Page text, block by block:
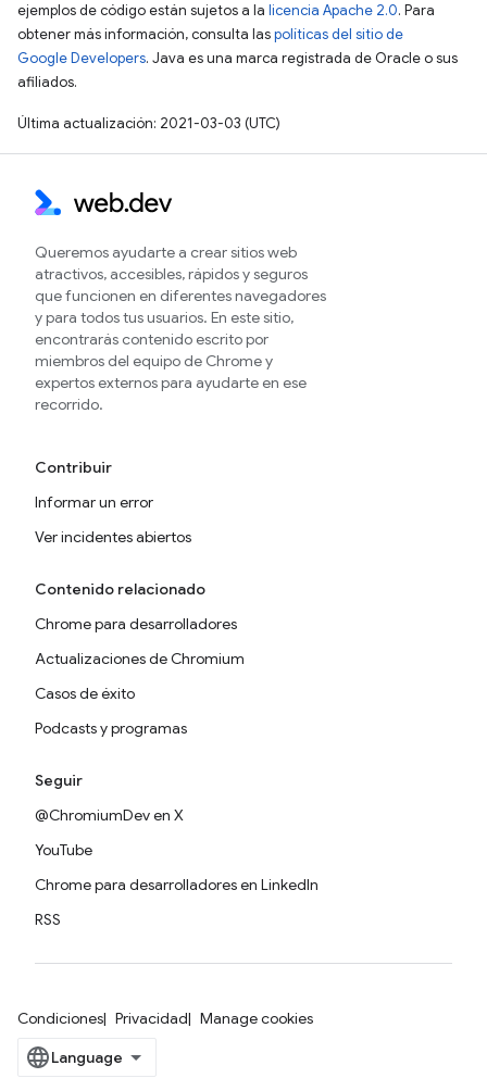
ejemplos de código están sujetos a la licencia Apache 2.0. Para
obtener más información, consulta laspolíticas del sitio de
Google Developers. Java es una marca registrada de Oracle o sus
afiliados.
Última actualización: 2021-03-03 (UTC)
Queremos ayudarte a crear sitios web
atractivos, accesibles, rápidos y seguros
que funcionen en diferentes navegadores
y para todos tus usuarios. En este sitio,
encontrarás contenido escrito por
miembros del equipo de Chrome y
expertos externos para ayudarte en ese
recorrido.
Contribuir
Informar un error
Ver incidentes abiertos
Contenido relacionado
Chrome para desarrolladores
Actualizaciones de Chromium
Casos de éxito
Podcasts y programas
Seguir
@ChromiumDev en X
YouTube
Chrome para desarrolladores en LinkedIn
RSS
Condiciones Privacidad Manage cookies